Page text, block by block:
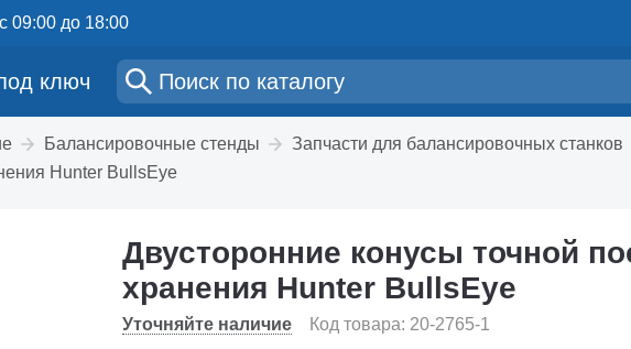
09:00 до 18:00
ключ
Балансировочные стенды
Запчасти для балансировочных станков
Hunter BullsEye
Двусторонние конусы точной
хранения Hunter BullsEye
Уточняйте наличие Код товара: 20-2765-1